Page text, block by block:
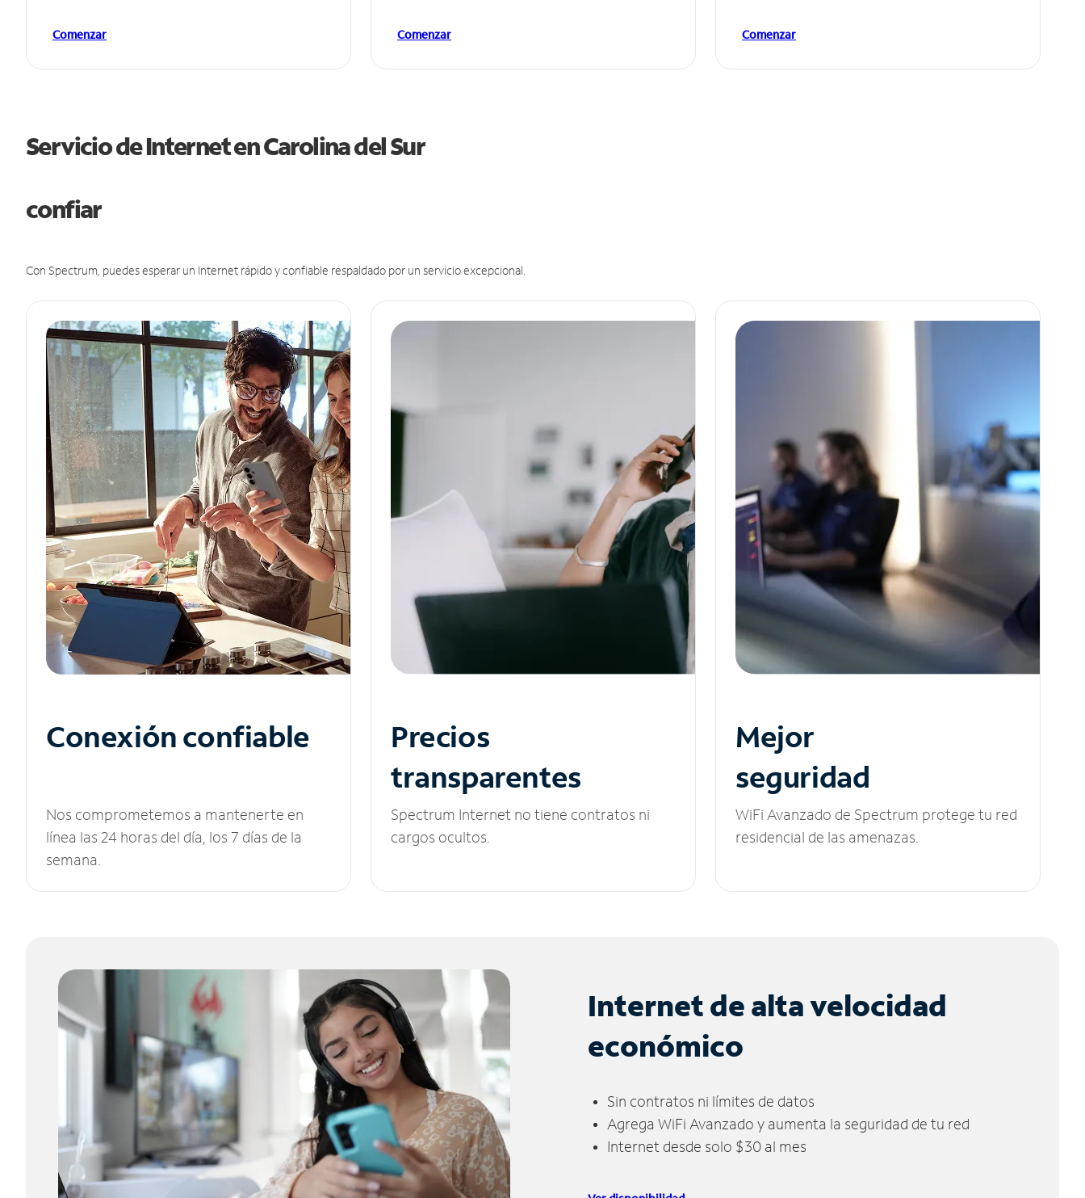
Comenzar Comenzar Comenzar
Servicio de Internet en Carolina del Sur
confiar
Con Spectrum, puedes esperar un Internet rápido y confiable respaldado por un servicio excepcional.
Conexión confiable
Nos comprometemos a mantenerte en
línea las 24 horas del día, los 7 días de la
semana.
Precios
transparentes
Spectrum Internet no tiene contratos ni
cargos ocultos.
Mejor
seguridad
WiFi Avanzado de Spectrum protege tu red
residencial de las amenazas.
Internet de alta velocidad
económico
Sin contratos ni límites de datos
Agrega WiFi Avanzado y aumenta la seguridad de tu red
Internet desde solo $30 al mes